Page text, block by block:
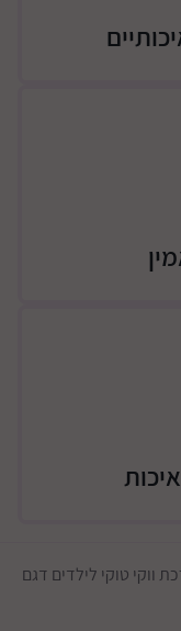
ווקי טוקי לילדים דגם